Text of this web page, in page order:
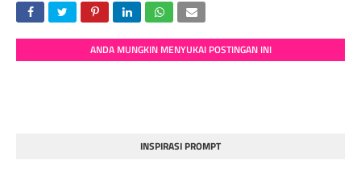
ANDA MUNGKIN MENYUKAI POSTINGAN INI
INSPIRASI PROMPT